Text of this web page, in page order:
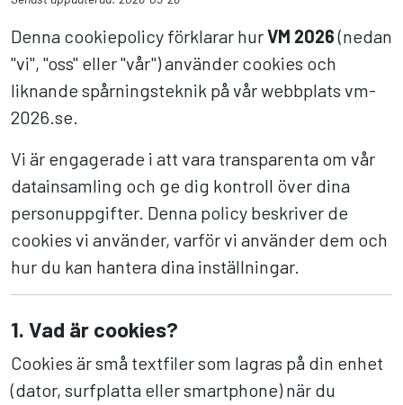
Denna cookiepolicy förklarar hurVM 2026(nedan
"vi", "oss" eller "vår") använder cookies och
liknande spårningsteknik på vår webbplats vm-
2026.se.
Vi är engagerade i att vara transparenta om vår
datainsamling och ge dig kontroll över dina
personuppgifter. Denna policy beskriver de
cookies vi använder, varför vi använder dem och
hur du kan hantera dina inställningar.
1. Vad är cookies?
Cookies är små textfiler som lagras på din enhet
(dator, surfplatta eller smartphone) när du